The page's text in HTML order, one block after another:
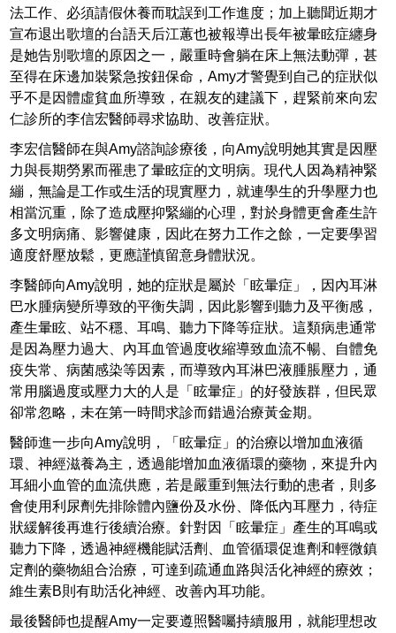
法工作、必須請假休養而耽誤到工作進度；加上聽聞近期才
宣布退出歌壇的台語天后江蕙也被報導出長年被暈眩症纏身
是她告別歌壇的原因之一，嚴重時會躺在床上無法動彈，甚
至得在床邊加裝緊急按鈕保命，Amy才警覺到自己的症狀似
乎不是因體虛貧血所導致，在親友的建議下，趕緊前來向宏
仁診所的李信宏醫師尋求協助、改善症狀。
李宏信醫師在與Amy諮詢診療後，向Amy說明她其實是因壓
力與長期勞累而罹患了暈眩症的文明病。現代人因為精神緊
繃，無論是工作或生活的現實壓力，就連學生的升學壓力也
相當沉重，除了造成壓抑緊繃的心理，對於身體更會產生許
多文明病痛、影響健康，因此在努力工作之餘，一定要學習
適度舒壓放鬆，更應謹慎留意身體狀況。
李醫師向Amy說明，她的症狀是屬於「眩暈症」，因內耳淋
巴水腫病變所導致的平衡失調，因此影響到聽力及平衡感，
產生暈眩、站不穩、耳鳴、聽力下降等症狀。這類病患通常
是因為壓力過大、內耳血管過度收縮導致血流不暢、自體免
疫失常、病菌感染等因素，而導致內耳淋巴液腫脹壓力，通
常用腦過度或壓力大的人是「眩暈症」的好發族群，但民眾
卻常忽略，未在第一時間求診而錯過治療黃金期。
醫師進一步向Amy說明，「眩暈症」的治療以增加血液循
環、神經滋養為主，透過能增加血液循環的藥物，來提升內
耳細小血管的血流供應，若是嚴重到無法行動的患者，則多
會使用利尿劑先排除體內鹽份及水份、降低內耳壓力，待症
狀緩解後再進行後續治療。針對因「眩暈症」產生的耳鳴或
聽力下降，透過神經機能賦活劑、血管循環促進劑和輕微鎮
定劑的藥物組合治療，可達到疏通血路與活化神經的療效；
維生素B則有助活化神經、改善內耳功能。
最後醫師也提醒Amy一定要遵照醫囑持續服用，就能理想改